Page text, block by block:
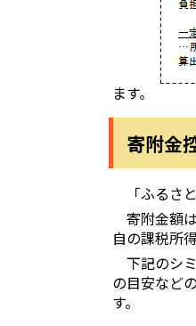
ます。
寄附金
「ふるさ
寄附金額
自の課税所
下記のシ
の目安など
す。